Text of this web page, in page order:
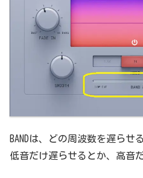
BANDは、どの周波数を遅らせ
低音だけ遅らせるとか、高音